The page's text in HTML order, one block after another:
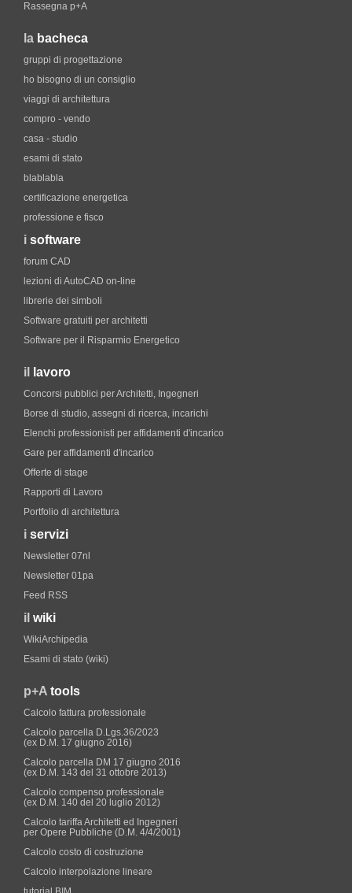
Rassegna p+A
la bacheca
gruppi di progettazione
ho bisogno di un consiglio
viaggi di architettura
compro - vendo
casa - studio
esami di stato
blablabla
certificazione energetica
professione e fisco
i software
forum CAD
lezioni di AutoCAD on-line
librerie dei simboli
Software gratuiti per architetti
Software per il Risparmio Energetico
il lavoro
Concorsi pubblici per Architetti, Ingegneri
Borse di studio, assegni di ricerca, incarichi
Elenchi professionisti per affidamenti d'incarico
Gare per affidamenti d'incarico
Offerte di stage
Rapporti di Lavoro
Portfolio di architettura
i servizi
Newsletter 07nl
Newsletter 01pa
Feed RSS
il wiki
WikiArchipedia
Esami di stato (wiki)
p+A tools
Calcolo fattura professionale
Calcolo parcella D.Lgs.36/2023
(ex D.M. 17 giugno 2016)
Calcolo parcella DM 17 giugno 2016
(ex D.M. 143 del 31 ottobre 2013)
Calcolo compenso professionale
(ex D.M. 140 del 20 luglio 2012)
Calcolo tariffa Architetti ed Ingegneri
per Opere Pubbliche (D.M. 4/4/2001)
Calcolo costo di costruzione
Calcolo interpolazione lineare